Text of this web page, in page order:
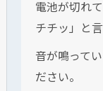
電池が切れ
チチッ」と
音が鳴って
ださい。